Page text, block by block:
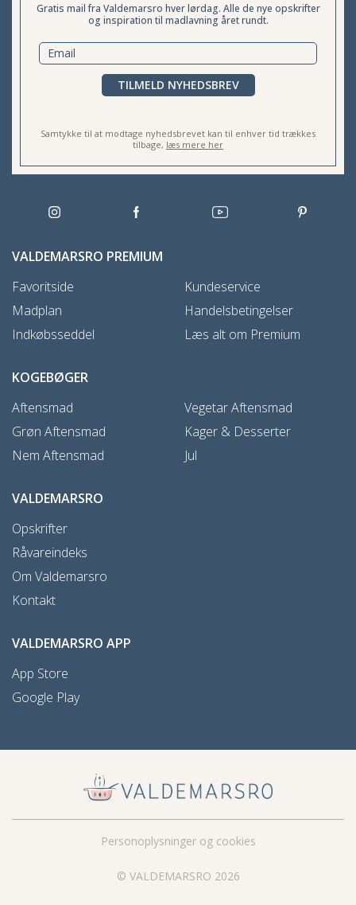
Gratis mail fra Valdemarsro hver lørdag. Alle de nye opskrifter
og inspiration til madlavning året rundt.
TILMELD NYHEDSBREV
Samtykke til at modtage nyhedsbrevet kan til enhver tid trækkes
tilbage, læs mere her
VALDEMARSRO PREMIUM
Favoritside
Madplan
Indkøbsseddel
Kundeservice
Handelsbetingelser
Læs alt om Premium
KOGEBØGER
Aftensmad
Grøn Aftensmad
Nem Aftensmad
Vegetar Aftensmad
Kager & Desserter
Jul
VALDEMARSRO
Opskrifter
Råvareindeks
Om Valdemarsro
Kontakt
VALDEMARSRO APP
App Store
Google Play
© VALDEMARSRO 2026
Personoplysninger og cookies